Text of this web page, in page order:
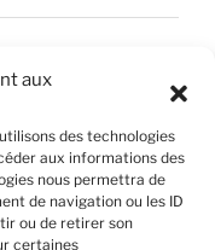
aux
des technologies
aux informations des
nous permettra de
de navigation ou les ID
ou de retirer son
certaines